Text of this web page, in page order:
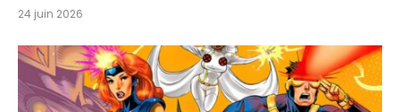
24 juin 2026